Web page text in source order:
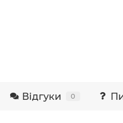
Відгуки 0